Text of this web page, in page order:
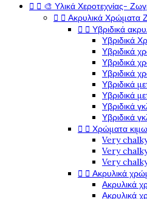
  🎨 Υλικά Χεροτεχνίας-
  Ακρυλικά Χρώματα
  Υβριδικά
Υβριδικά
Υβριδικά
Υβριδικά
Υβριδικά
Υβριδικά
Υβριδικά
Υβριδικά
Υβριδικά
  Χρώματα
Very
Very
Very
  Ακρυλικά
Ακρυλικά
Ακρυλικά